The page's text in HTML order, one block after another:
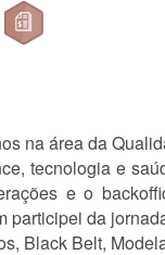
na área da
tecnologia e
e o
participei da
Black Belt,